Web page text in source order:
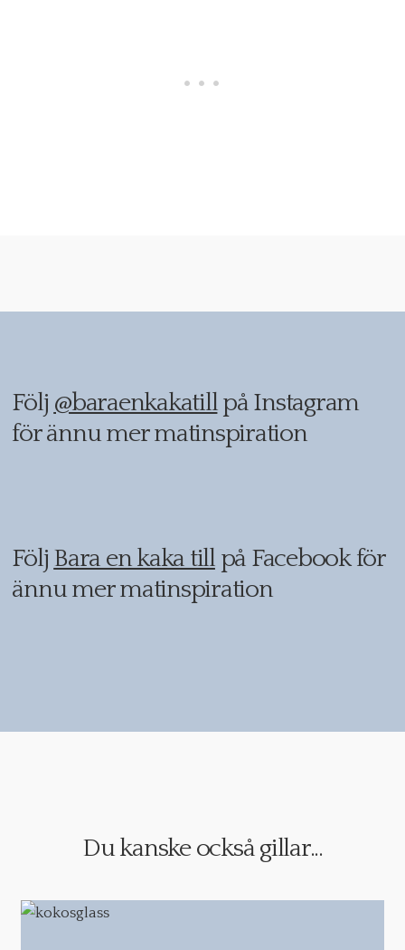
Följ @baraenkakatillpå Instagram
för ännu mer matinspiration
Följ Bara en kaka tillpå Facebook för
ännu mer matinspiration
Du kanske också gillar...